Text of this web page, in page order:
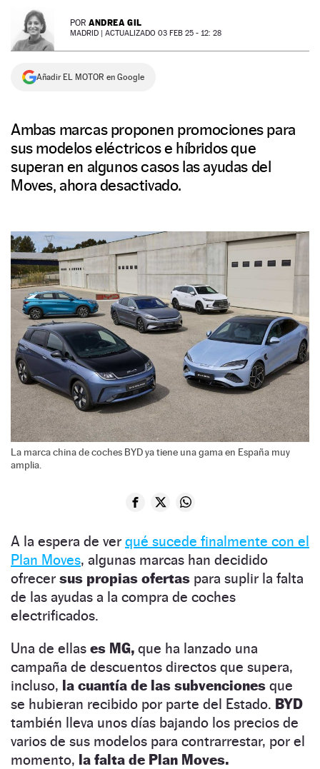
NEWSLETTER POR ANDREA GIL
MADRID | ACTUALIZADO 03 FEB 25 - 12: 28
Añadir EL MOTOR en Google
Ambas marcas proponen promociones para
sus modelos eléctricos e híbridos que
superan en algunos casos las ayudas del
Moves, ahora desactivado.
La marca china de coches BYD ya tiene una gama en España muy
amplia.
A la espera de ver qué sucede finalmente con el
Plan Moves, algunas marcas han decidido
ofrecer sus propias ofertas para suplir la falta
de las ayudas a la compra de coches
electrificados.
Una de ellas es MG, que ha lanzado una
campaña de descuentos directos que supera,
incluso, la cuantía de las subvenciones que
se hubieran recibido por parte del Estado. BYD
también lleva unos días bajando los precios de
varios de sus modelos para contrarrestar, por el
momento, la falta de Plan Moves.